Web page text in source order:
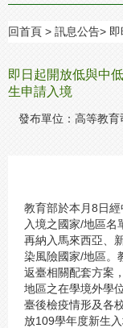
回首頁 訊息公告
即日起開放低與中
生申請入境
發布單位：高等教
教育部於本月8日
入境之國家/地區名
再納入馬來西亞、
染風險國家/地區。
返臺相關配套方案
地區之在學境外學
臺後檢疫情形及各
放109學年度新生入